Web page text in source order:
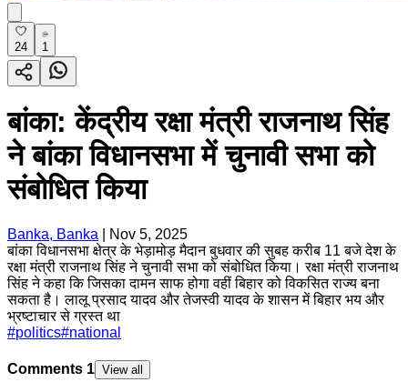
24 1
बांका: केंद्रीय रक्षा मंत्री राजनाथ सिंह
ने बांका विधानसभा में चुनावी सभा को
संबोधित किया
Banka, Banka
Nov 5, 2025
बांका विधानसभा क्षेत्र के भेड़ामोड़ मैदान बुधवार की सुबह करीब 11 बजे देश के
रक्षा मंत्री राजनाथ सिंह ने चुनावी सभा को संबोधित किया। रक्षा मंत्री राजनाथ
सिंह ने कहा कि जिसका दामन साफ होगा वहीं बिहार को विकसित राज्य बना
सकता है। लालू प्रसाद यादव और तेजस्वी यादव के शासन में बिहार भय और
भ्रष्टाचार से ग्रस्त था
#politics#national
Comments 1 View all